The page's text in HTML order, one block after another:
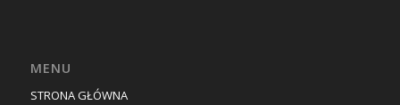
MENU
STRONA GŁÓWNA